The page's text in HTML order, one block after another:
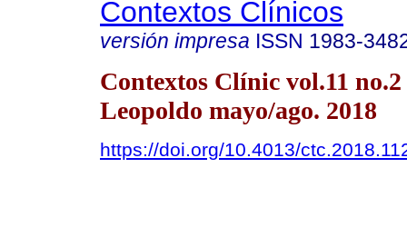
Contextos Clínicos
versión impresa ISSN 1983-
Contextos Clínic vol.11 no.2
Leopoldo mayo/ago. 2018
https://doi.org/10.4013/